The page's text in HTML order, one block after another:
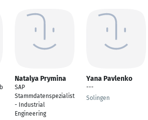
Natalya Prymina
SAP
Stammdatenspezialist
- Industrial
Engineering
Yana Pavlenko
---
Solingen